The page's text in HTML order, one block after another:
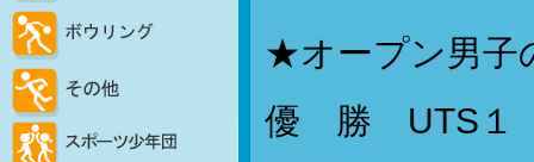
★オープン男子
優 勝 UTS１